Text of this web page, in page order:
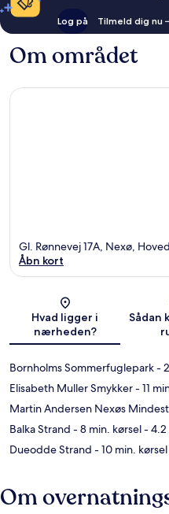
Log på Tilmeld dig nu
Om området
Gl. Rønnevej 17A, Nexø,
Åbn kort
Hvad ligger i
nærheden?
Sådan
Bornholms Sommerfuglepark-
Elisabeth Muller Smykker- 11
Martin Andersen Nexøs
Balka Strand - 8 min. kørsel- 4.2
Dueodde Strand - 10 min. kørsel
Om